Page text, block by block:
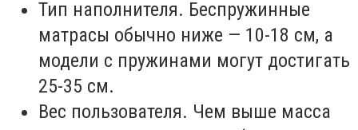
Тип наполнителя. Беспружинные
матрасы обычно ниже — 10-18 см, а
модели с пружинами могут достигать
25-35 см.
Вес пользователя. Чем выше масса